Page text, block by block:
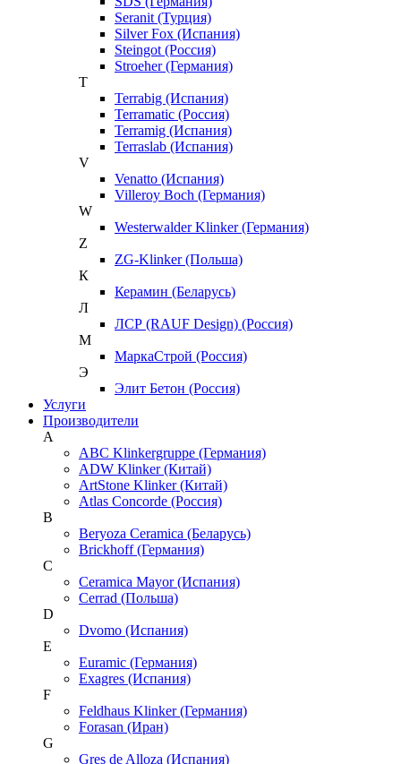
Seranit (Турция)
Silver Fox (Испания)
Steingot (Россия)
Stroeher (Германия)
T
Terrabig (Испания)
Terramatic (Россия)
Terramig (Испания)
Terraslab (Испания)
V
Venatto (Испания)
Villeroy Boch (Германия)
W
Westerwalder Klinker (Германия)
Z
ZG-Klinker (Польша)
К
Керамин (Беларусь)
Л
ЛСР (RAUF Design) (Россия)
М
МаркаСтрой (Россия)
Э
Элит Бетон (Россия)
Услуги
Производители
A
ABC Klinkergruppe (Германия)
ADW Klinker (Китай)
ArtStone Klinker (Китай)
Atlas Concorde (Россия)
B
Beryoza Ceramica (Беларусь)
Brickhoff (Германия)
C
Ceramica Mayor (Испания)
Cerrad (Польша)
D
Dvomo (Испания)
E
Euramic (Германия)
Exagres (Испания)
F
Feldhaus Klinker (Германия)
Forasan (Иран)
G
Gres de Alloza (Испания)